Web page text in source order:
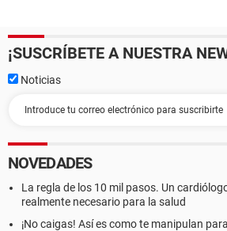
¡SUSCRÍBETE A NUESTRA
Noticias
NOVEDADES
La regla de los 10 mil pasos. Un
realmente necesario para la salud
¡No caigas! Así es como te manipulan